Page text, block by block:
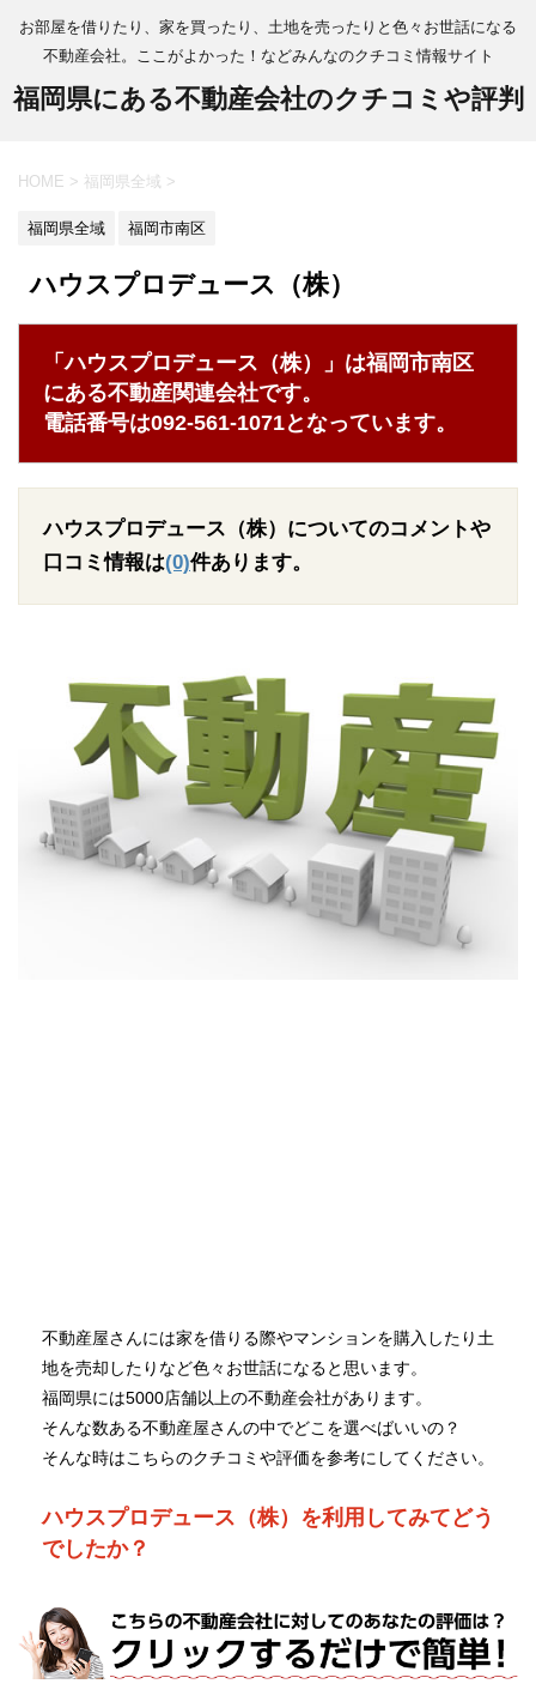
お部屋を借りたり、家を買ったり、土地を売ったりと色々お世話になる
不動産会社。ここがよかった！などみんなのクチコミ情報サイト
福岡県にある不動産会社のクチコミや評判
HOME > 福岡県全域 >
福岡県全域 福岡市南区
ハウスプロデュース（株）
「ハウスプロデュース（株）」は福岡市南区
にある不動産関連会社です。
電話番号は092-561-1071となっています。
ハウスプロデュース（株）についてのコメントや
口コミ情報は(0)件あります。
不動産屋さんには家を借りる際やマンションを購入したり土
地を売却したりなど色々お世話になると思います。
福岡県には5000店舗以上の不動産会社があります。
そんな数ある不動産屋さんの中でどこを選べばいいの？
そんな時はこちらのクチコミや評価を参考にしてください。
ハウスプロデュース（株）を利用してみてどう
でしたか？